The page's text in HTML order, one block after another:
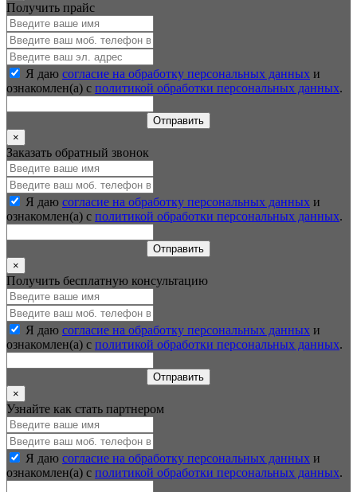
Получить прайс
Я даю согласие на обработку персональных данных и
ознакомлен(а) с политикой обработки персональных данных.
Отправить
×
Заказать обратный звонок
Я даю согласие на обработку персональных данных и
ознакомлен(а) с политикой обработки персональных данных.
Отправить
×
Получить бесплатную консультацию
Я даю согласие на обработку персональных данных и
ознакомлен(а) с политикой обработки персональных данных.
Отправить
×
Узнайте как стать партнером
Я даю согласие на обработку персональных данных и
ознакомлен(а) с политикой обработки персональных данных.